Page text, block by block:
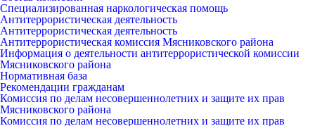
Специализированная наркологическая помощь
Антитеррористическая деятельность
Антитеррористическая деятельность
Антитеррористическая комиссия Мясниковского района
Информация о деятельности антитеррористической комиссии
Мясниковского района
Нормативная база
Рекомендации гражданам
Комиссия по делам несовершеннолетних и защите их прав
Мясниковского района
Комиссия по делам несовершеннолетних и защите их прав